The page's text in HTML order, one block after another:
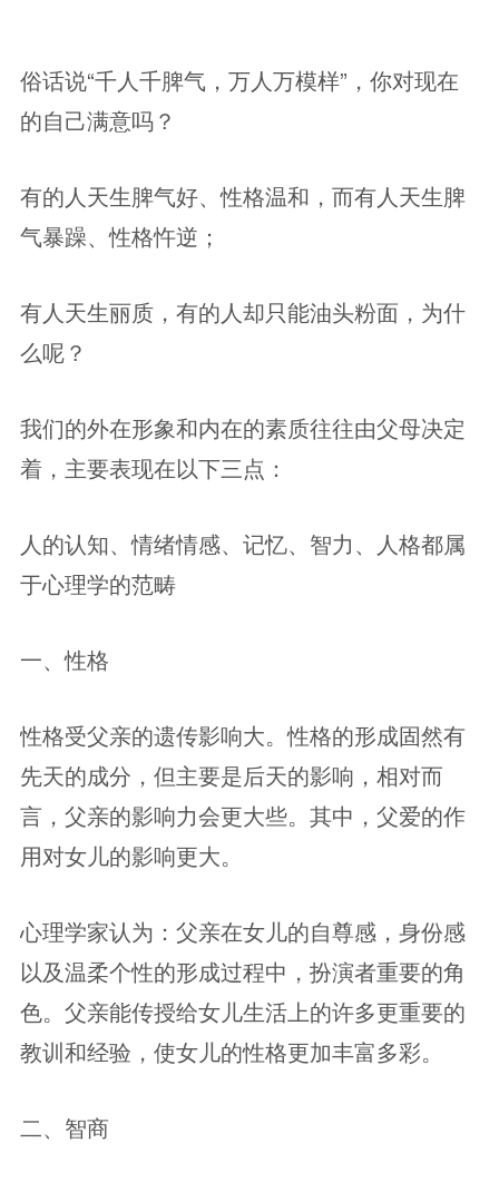
俗话说“千人千脾气，万人万模样”，你对现在
的自己满意吗？
有的人天生脾气好、性格温和，而有人天生脾
气暴躁、性格忤逆；
有人天生丽质，有的人却只能油头粉面，为什
么呢？
我们的外在形象和内在的素质往往由父母决定
着，主要表现在以下三点：
人的认知、情绪情感、记忆、智力、人格都属
于心理学的范畴
一、性格
性格受父亲的遗传影响大。性格的形成固然有
先天的成分，但主要是后天的影响，相对而
言，父亲的影响力会更大些。其中，父爱的作
用对女儿的影响更大。
心理学家认为：父亲在女儿的自尊感，身份感
以及温柔个性的形成过程中，扮演者重要的角
色。父亲能传授给女儿生活上的许多更重要的
教训和经验，使女儿的性格更加丰富多彩。
二、智商